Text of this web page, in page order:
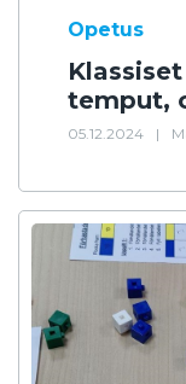
Opetus
temput,
05.12.2024 |